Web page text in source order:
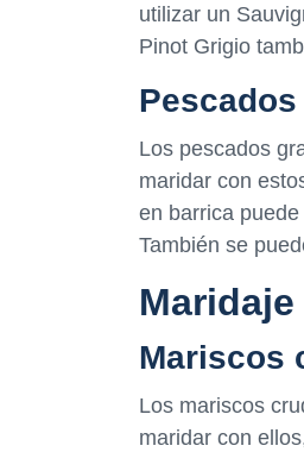
utilizar un
Pinot Grigio
Los pescados
maridar con
en barrica
También se
Mariscos
Los mariscos
maridar con